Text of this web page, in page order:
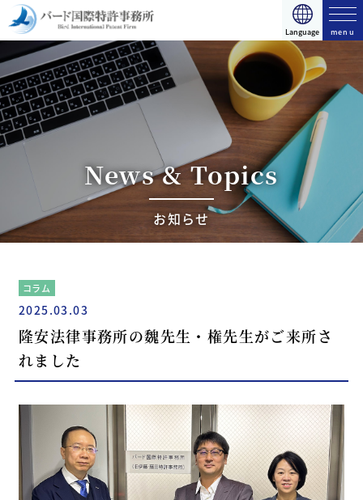
Language
日本語
English
简体中文
日本語
English
简体中文
News & Topics
お知らせ
コラム
2025.03.03
隆安法律事務所の魏先生・権先生がご来所さ
れました
トップページ
サービスのご案内
メンバー紹介
お知らせ
プライバシーポリシー
055-253-2111
営業時間 ／ 9：00～18：00（月曜日～金曜日）
※土・日・祝日休み